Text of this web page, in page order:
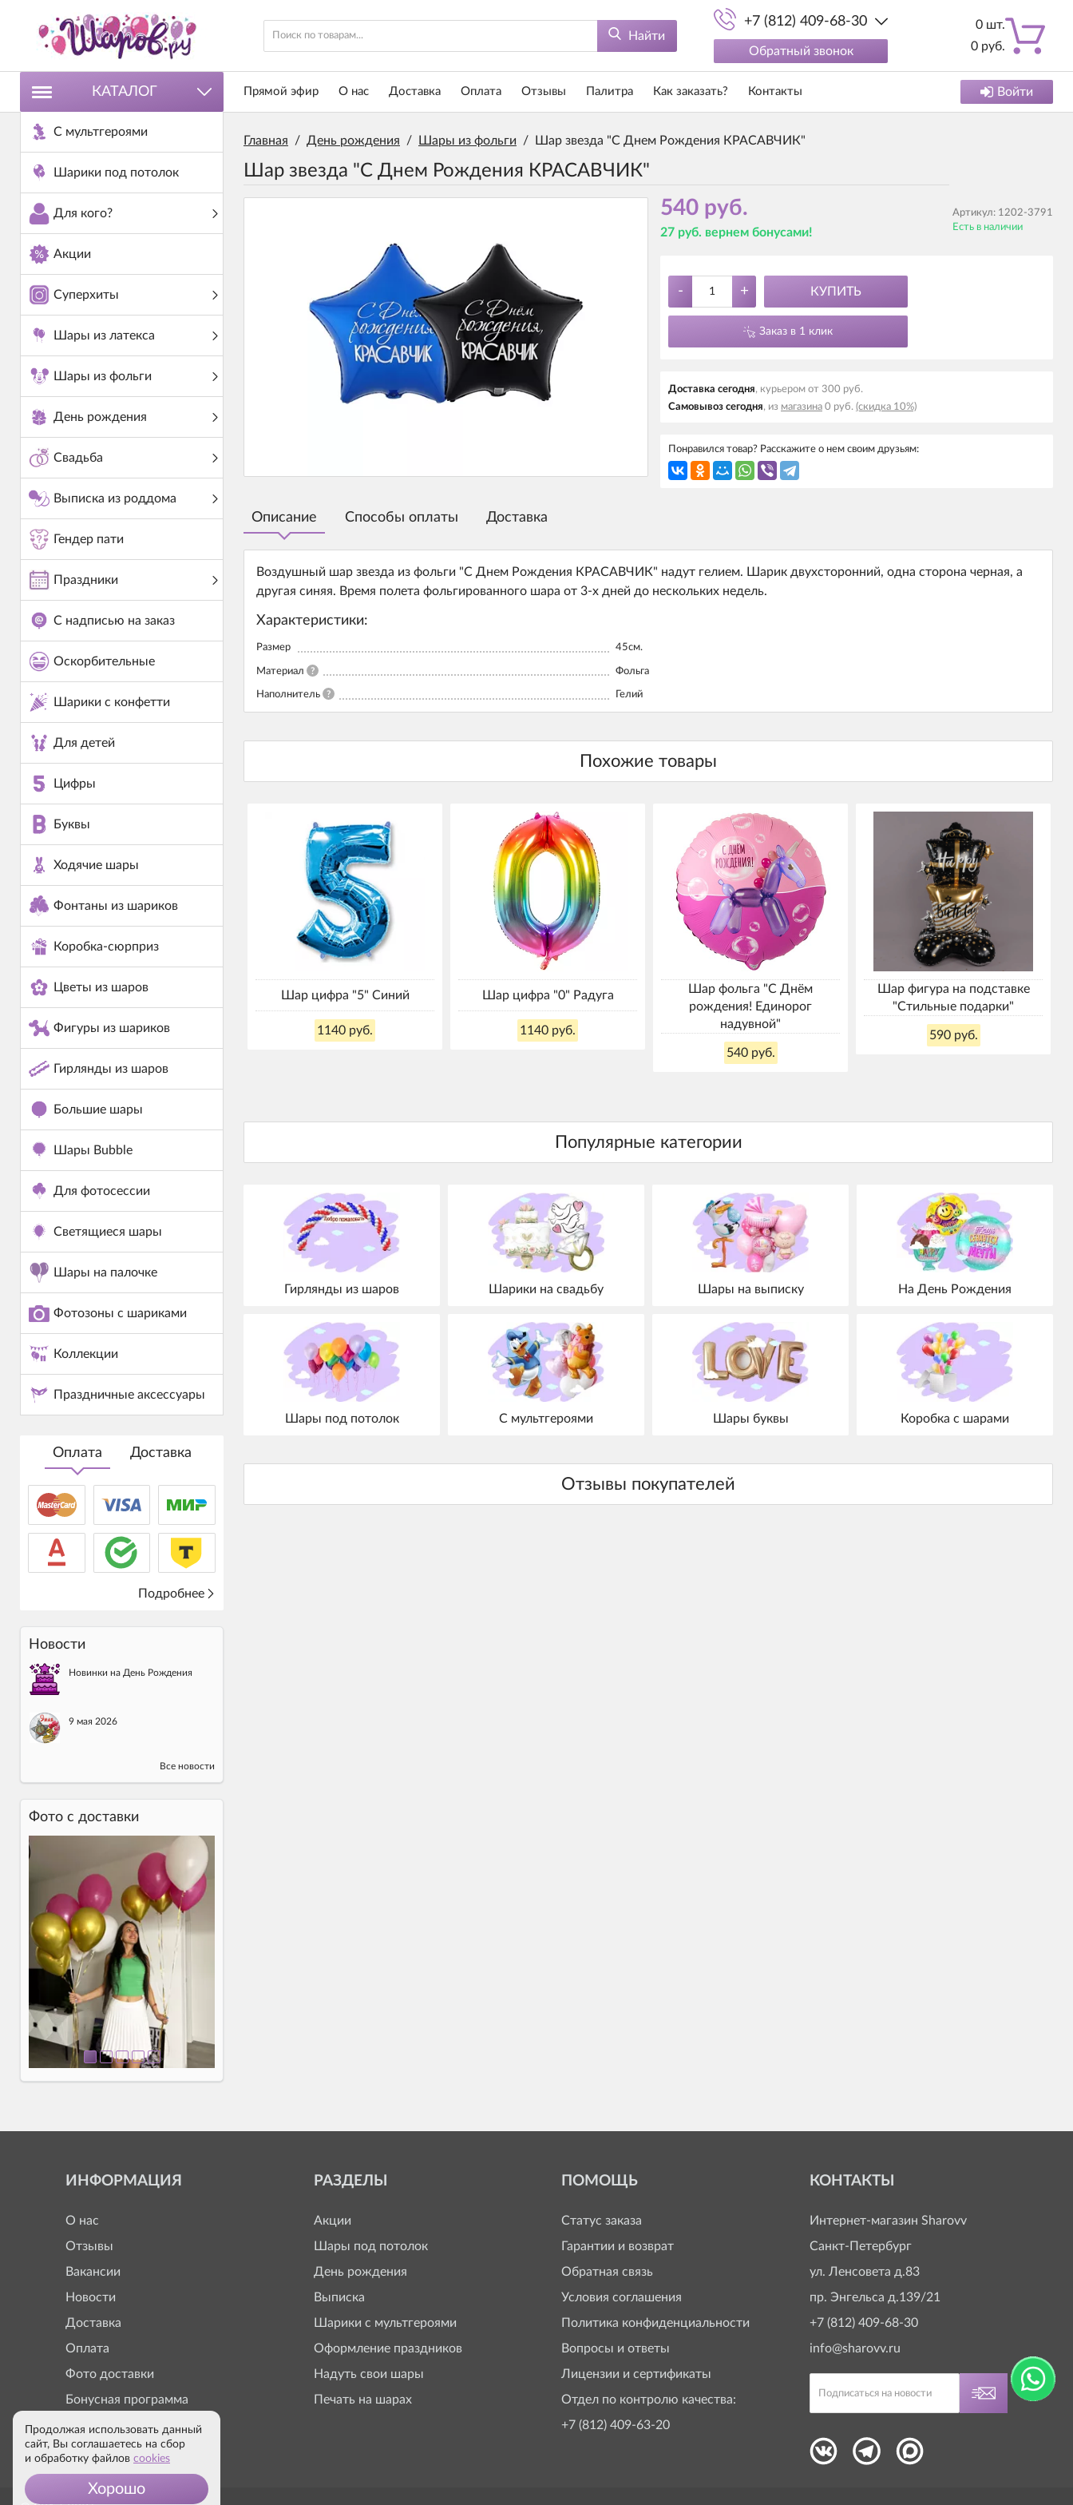
Найти
+7 (812) 409-68-30
Обратный звонок
0 шт.
0 руб.
КАТАЛОГ
С мультгероями
Шарики под потолок
Для кого?
Акции
Суперхиты
Шары из латекса
Шары из фольги
День рождения
Свадьба
Выписка из роддома
Гендер пати
Праздники
С надписью на заказ
Оскорбительные
Шарики с конфетти
Для детей
Цифры
Буквы
Ходячие шары
Фонтаны из шариков
Коробка-сюрприз
Цветы из шаров
Фигуры из шариков
Гирлянды из шаров
Большие шары
Шары Bubble
Для фотосессии
Светящиеся шары
Шары на палочке
Фотозоны с шариками
Коллекции
Праздничные аксессуары
Оплата Доставка
Подробнее
Новости
Новинки на День Рождения
9 мая 2026
Все новости
Фото c доставки
Прямой эфир О нас Доставка Оплата Отзывы Палитра Как заказать? Контакты Войти
Главная / День рождения / Шары из фольги / Шар звезда "С Днем Рождения КРАСАВЧИК"
Шар звезда "С Днем Рождения КРАСАВЧИК"
540 руб.
27 руб. вернем бонусами!
Артикул: 1202-3791
Есть в наличии
- + КУПИТЬ
Заказ в 1 клик
Доставка cегодня, курьером от 300 руб.
Самовывоз cегодня, из магазина 0 руб. (скидка 10%)
Понравился товар? Расскажите о нем своим друзьям:
Описание Способы оплаты Доставка
Воздушный шар звезда из фольги "С Днем Рождения КРАСАВЧИК" надут гелием. Шарик двухсторонний, одна сторона черная, а
другая синяя. Время полета фольгированного шара от 3-х дней до нескольких недель.
Характеристики:
Размер 45см.
Материал ? Фольга
Наполнитель ? Гелий
Шар цифра "5" Синий
1140 руб.
Шар цифра "0" Радуга
1140 руб.
Шар фольга "С Днём
рождения! Единорог
надувной"
540 руб.
Шар фигура на подставке
"Стильные подарки"
590 руб.
Гирлянды из шаров Шарики на свадьбу Шары на выписку На День Рождения
Шары под потолок С мультгероями Шары буквы Коробка с шарами
ИНФОРМАЦИЯ
О нас
Отзывы
Вакансии
Новости
Доставка
Оплата
Фото доставки
Бонусная программа
РАЗДЕЛЫ
Акции
Шары под потолок
День рождения
Выписка
Шарики с мультгероями
Оформление праздников
Надуть свои шары
Печать на шарах
ПОМОЩЬ
Статус заказа
Гарантии и возврат
Обратная связь
Условия соглашения
Политика конфиденциальности
Вопросы и ответы
Лицензии и сертификаты
Отдел по контролю качества:
+7 (812) 409-63-20
КОНТАКТЫ
Интернет-магазин Sharovv
Санкт-Петербург
ул. Ленсовета д.83
пр. Энгельса д.139/21
+7 (812) 409-68-30
info@sharovv.ru
Продолжая использовать данный
сайт, Вы соглашаетесь на сбор
и обработку файлов cookies
Хорошо